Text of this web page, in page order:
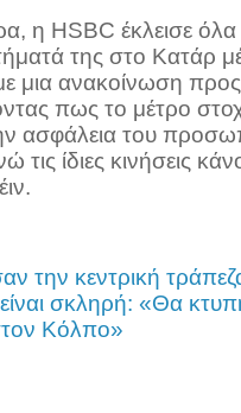
η HSBC έκλεισε όλα
της στο Κατάρ
μια ανακοίνωση προς
πως το μέτρο
ασφάλεια του
τις ίδιες κινήσεις
την κεντρική
σκληρή: «Θα
Κόλπο»